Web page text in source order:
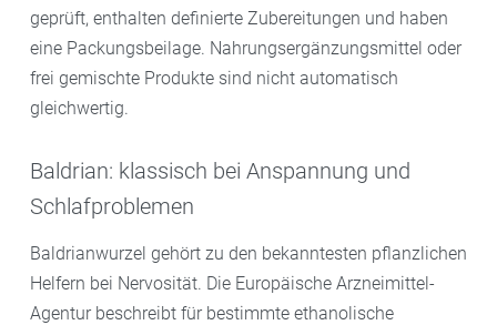
geprüft, enthalten definierte Zubereitungen und haben
eine Packungsbeilage. Nahrungsergänzungsmittel oder
frei gemischte Produkte sind nicht automatisch
gleichwertig.
Baldrian: klassisch bei Anspannung und
Schlafproblemen
Baldrianwurzel gehört zu den bekanntesten pflanzlichen
Helfern bei Nervosität. Die Europäische Arzneimittel-
Agentur beschreibt für bestimmte ethanolische